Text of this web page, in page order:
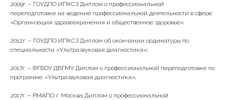
2009г. – ГОУДПО ИПКСЗ Диплом о профессиональной
переподготовке на ведение профессиональной деятельности в сфере
«Организация здравоохранения и общественное здоровье»;
2012г. – ГОУДПО ИПКСЗ Диплом об окончании ординатуры по
специальности «Ультразвуковая диагностика»;
2017г. – ФГБОУ ДВГМУ Диплом о профессиональной переподготовке по
программе «Ультразвуковая диагностика»;
2017г. – РМАПО г. Москва Диплом о профессиональной